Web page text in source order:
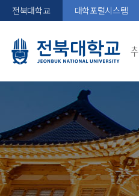
전북대학교 대학포털시스템